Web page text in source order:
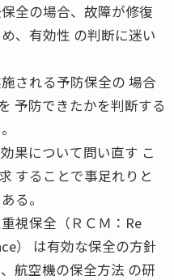
全の場合、故障が修復
、有効性 の判断に迷い
される予防保全の 場合
予防できたかを判断する
果について問い直す こ
することで事足れりと
る。
視保全（ＲＣＭ：Re
） は有効な保全の方針
航空機の保全方法 の研